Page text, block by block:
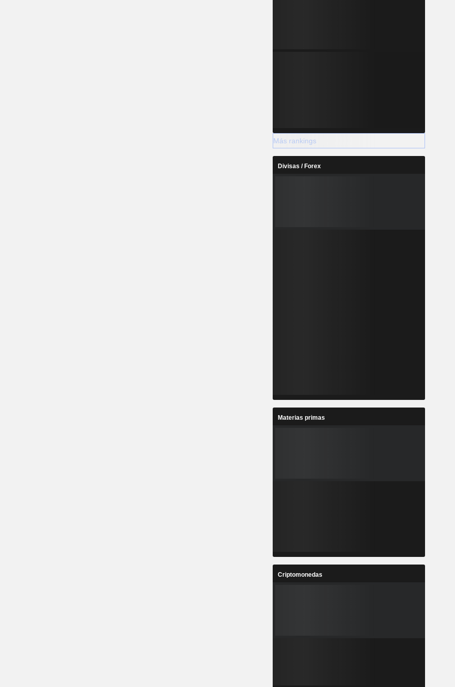
Más rankings
Divisas / Forex
Materias primas
Criptomonedas